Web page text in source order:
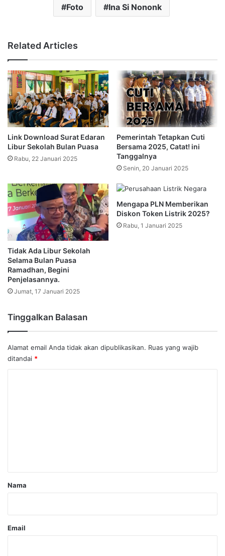
Foto Ina Si Nononk
Related Articles
Link Download Surat Edaran
Libur Sekolah Bulan Puasa
Rabu, 22 Januari 2025
Pemerintah Tetapkan Cuti
Bersama 2025, Catat! ini
Tanggalnya
Senin, 20 Januari 2025
Tidak Ada Libur Sekolah
Selama Bulan Puasa
Ramadhan, Begini
Penjelasannya.
Jumat, 17 Januari 2025
Mengapa PLN Memberikan
Diskon Token Listrik 2025?
Rabu, 1 Januari 2025
Tinggalkan Balasan
Alamat email Anda tidak akan dipublikasikan. Ruas yang wajib
ditandai *
rNama
Email